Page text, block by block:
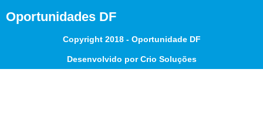
Oportunidades DF
Copyright 2018 - Oportunidade DF
Desenvolvido por Crio Soluções